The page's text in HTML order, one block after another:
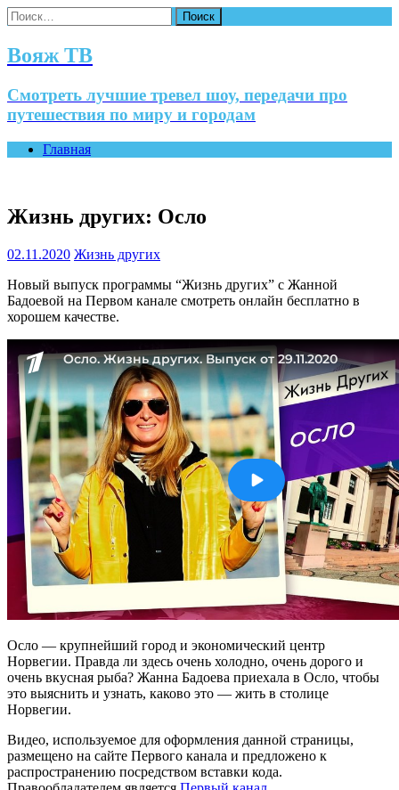
Найти:
Вояж ТВ
Смотреть лучшие тревел шоу, передачи про
путешествия по миру и городам
Главная
Жизнь других: Осло
02.11.2020 Жизнь других
Новый выпуск программы “Жизнь других” с Жанной
Бадоевой на Первом канале смотреть онлайн бесплатно в
хорошем качестве.
Осло — крупнейший город и экономический центр
Норвегии. Правда ли здесь очень холодно, очень дорого и
очень вкусная рыба? Жанна Бадоева приехала в Осло, чтобы
это выяснить и узнать, каково это — жить в столице
Норвегии.
Видео, используемое для оформления данной страницы,
размещено на сайте Первого канала и предложено к
распространению посредством вставки кода.